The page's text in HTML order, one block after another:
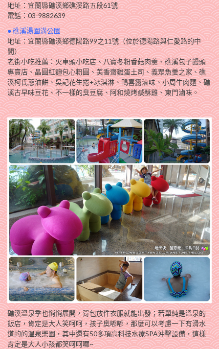
地址：宜蘭縣礁溪鄉礁溪路五段61號
電話：03-9882639
● 礁溪湯圍溝公園
地址：宜蘭縣礁溪鄉德陽路99之11號（位於德陽路與仁愛路的中
間）
老街小吃推薦：火車頭小吃店、八寶冬粉香菇肉羹、礁溪包子饅頭
專賣店、晶圓紅麴包心粉圓、美香齋雞蛋土司、義眾魚羹之家、礁
溪柯氏蔥油餅、吳記花生捲+冰淇淋、鴨喜露滷味、小周牛肉麵、礁
溪古早味豆花、不一樣的臭豆腐、阿和燒烤鹹酥雞、東門滷味。
礁溪溫泉季也悄悄展開，背包放件衣服就能出發；若單純是溫泉的
飯店，肯定是大人笑呵呵，孩子奧嘟嘟，那麼可以考慮一下有滑水
道的的溫泉樂園，其中還有50多項高科技水療SPA沖擊設備，這樣
肯定是大人小孩都笑呵呵囉~